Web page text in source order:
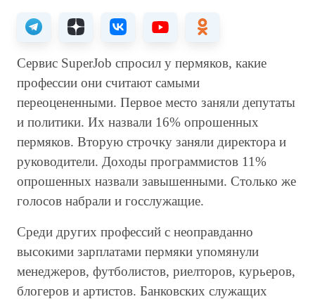
Сервис SuperJob спросил у пермяков, какие
профессии они считают самыми
переоцененными. Первое место заняли депутаты
и политики. Их назвали 16% опрошенных
пермяков. Вторую строчку заняли директора и
руководители. Доходы программистов 11%
опрошенных назвали завышенными. Столько же
голосов набрали и госслужащие.
Среди других профессий с неоправданно
высокими зарплатами пермяки упомянули
менеджеров, футболистов, риелторов, курьеров,
блогеров и артистов. Банковских служащих